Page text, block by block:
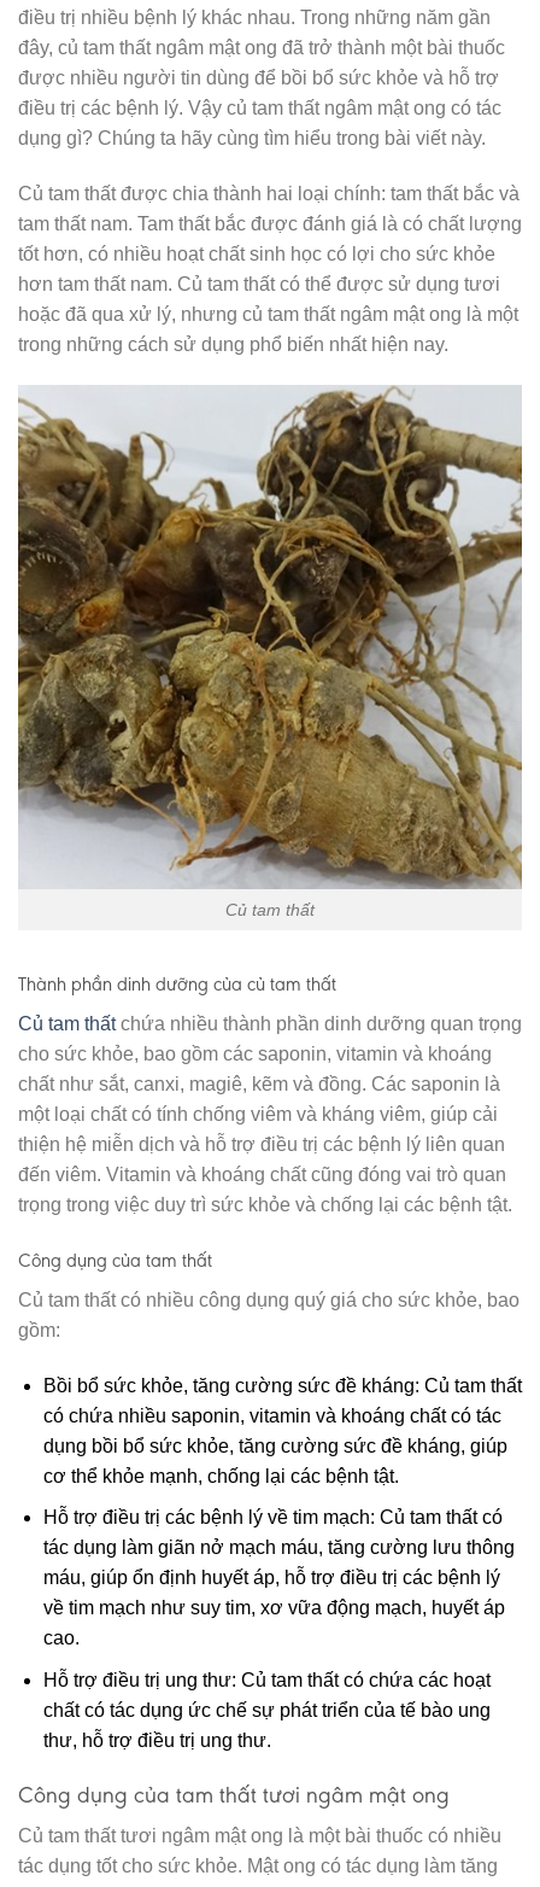
điều trị nhiều bệnh lý khác nhau. Trong những năm gần
đây, củ tam thất ngâm mật ong đã trở thành một bài thuốc
được nhiều người tin dùng để bồi bổ sức khỏe và hỗ trợ
điều trị các bệnh lý. Vậy củ tam thất ngâm mật ong có tác
dụng gì? Chúng ta hãy cùng tìm hiểu trong bài viết này.
Củ tam thất được chia thành hai loại chính: tam thất bắc và
tam thất nam. Tam thất bắc được đánh giá là có chất lượng
tốt hơn, có nhiều hoạt chất sinh học có lợi cho sức khỏe
hơn tam thất nam. Củ tam thất có thể được sử dụng tươi
hoặc đã qua xử lý, nhưng củ tam thất ngâm mật ong là một
trong những cách sử dụng phổ biến nhất hiện nay.
Củ tam thất
Thành phần dinh dưỡng của củ tam thất
Củ tam thấtchứa nhiều thành phần dinh dưỡng quan trọng
cho sức khỏe, bao gồm các saponin, vitamin và khoáng
chất như sắt, canxi, magiê, kẽm và đồng. Các saponin là
một loại chất có tính chống viêm và kháng viêm, giúp cải
thiện hệ miễn dịch và hỗ trợ điều trị các bệnh lý liên quan
đến viêm. Vitamin và khoáng chất cũng đóng vai trò quan
trọng trong việc duy trì sức khỏe và chống lại các bệnh tật.
Công dụng của tam thất
Củ tam thất có nhiều công dụng quý giá cho sức khỏe, bao
gồm:
Bồi bổ sức khỏe, tăng cường sức đề kháng: Củ tam thất
có chứa nhiều saponin, vitamin và khoáng chất có tác
dụng bồi bổ sức khỏe, tăng cường sức đề kháng, giúp
cơ thể khỏe mạnh, chống lại các bệnh tật.
Hỗ trợ điều trị các bệnh lý về tim mạch: Củ tam thất có
tác dụng làm giãn nở mạch máu, tăng cường lưu thông
máu, giúp ổn định huyết áp, hỗ trợ điều trị các bệnh lý
về tim mạch như suy tim, xơ vữa động mạch, huyết áp
cao.
Hỗ trợ điều trị ung thư: Củ tam thất có chứa các hoạt
chất có tác dụng ức chế sự phát triển của tế bào ung
thư, hỗ trợ điều trị ung thư.
Công dụng của tam thất tươi ngâm mật ong
Củ tam thất tươi ngâm mật ong là một bài thuốc có nhiều
tác dụng tốt cho sức khỏe. Mật ong có tác dụng làm tăng